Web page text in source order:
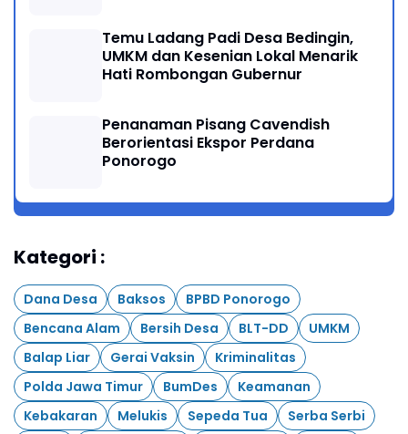
Temu Ladang Padi Desa Bedingin,
UMKM dan Kesenian Lokal Menarik
Hati Rombongan Gubernur
Penanaman Pisang Cavendish
Berorientasi Ekspor Perdana
Ponorogo
Kategori :
Dana Desa Baksos
BPBD Ponorogo
Bencana Alam
Bersih Desa BLT-DD
UMKM
Balap Liar
Gerai Vaksin
Kriminalitas
Polda Jawa Timur
BumDes
Keamanan
Kebakaran
Melukis Sepeda Tua
Serba Serbi